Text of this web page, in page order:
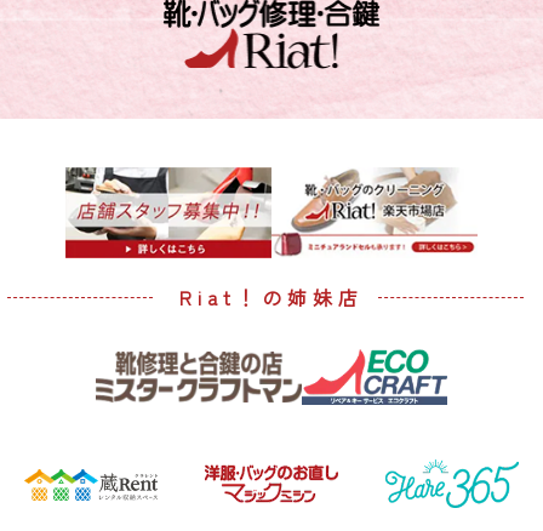
Riat！の姉妹店